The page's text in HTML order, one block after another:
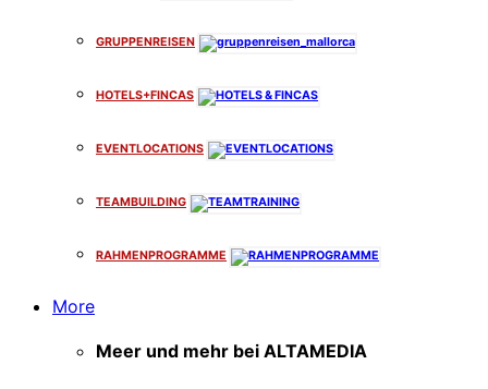
GRUPPENREISEN
HOTELS+FINCAS
EVENTLOCATIONS
TEAMBUILDING
RAHMENPROGRAMME
More
Meer und mehr bei ALTAMEDIA